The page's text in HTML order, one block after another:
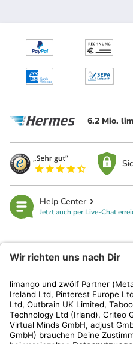
6.2 Mio.
Help Center
Jetzt auch per Live-Chat
Kundenservice
Shop